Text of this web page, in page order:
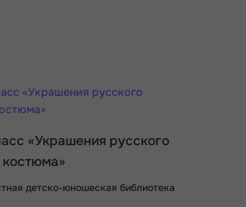
«Украшения русского
детско-юношеская библиотека